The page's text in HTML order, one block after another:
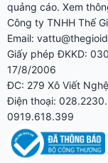
quảng cáo. Xem
Công ty TNHH Thế
Email:
Giấy phép ĐKKD:
17/8/2006
ĐC: 279 Xô Viết
Điện thoại:
0919.618.399